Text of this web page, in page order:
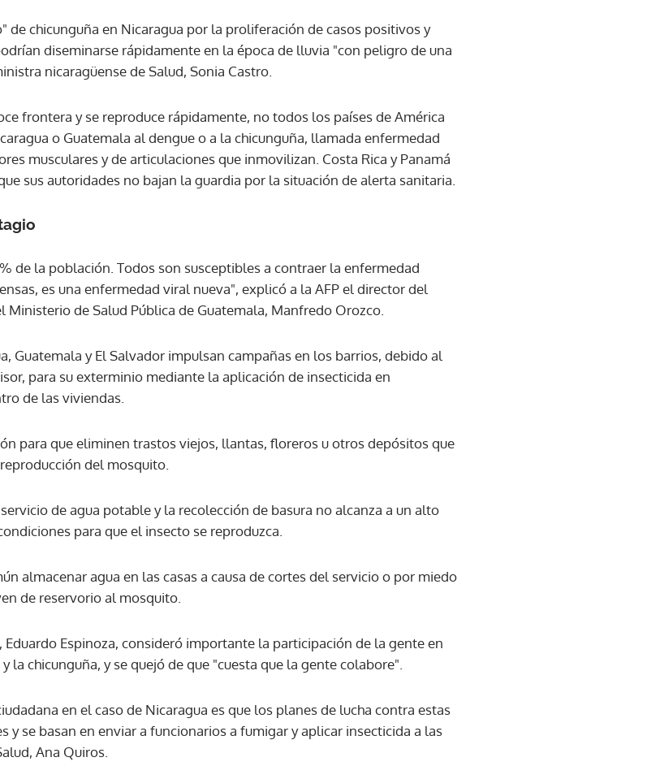
por suscribirte a nuestro boletín.
ACEPTAR
de chicunguña en Nicaragua por la proliferación de casos positivos y
diseminarse rápidamente en la época de lluvia "con peligro de una
nicaragüense de Salud, Sonia Castro.
frontera y se reproduce rápidamente, no todos los países de América
o Guatemala al dengue o a la chicunguña, llamada enfermedad
musculares y de articulaciones que inmovilizan. Costa Rica y Panamá
sus autoridades no bajan la guardia por la situación de alerta sanitaria.
de la población. Todos son susceptibles a contraer la enfermedad
es una enfermedad viral nueva", explicó a la AFP el director del
de Salud Pública de Guatemala, Manfredo Orozco.
Guatemala y El Salvador impulsan campañas en los barrios, debido al
para su exterminio mediante la aplicación de insecticida en
de las viviendas.
para que eliminen trastos viejos, llantas, floreros u otros depósitos que
del mosquito.
de agua potable y la recolección de basura no alcanza a un alto
para que el insecto se reproduzca.
almacenar agua en las casas a causa de cortes del servicio o por miedo
de reservorio al mosquito.
Espinoza, consideró importante la participación de la gente en
la chicunguña, y se quejó de que "cuesta que la gente colabore".
en el caso de Nicaragua es que los planes de lucha contra estas
y se basan en enviar a funcionarios a fumigar y aplicar insecticida a las
Ana Quiros.